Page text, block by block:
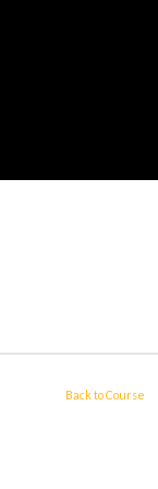
Back to Course